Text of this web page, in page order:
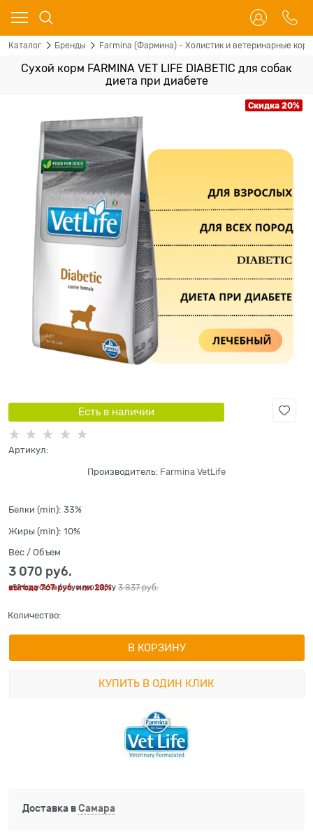
Каталог Бренды Farmina (Фармина) - Холистик и ветеринарные
Сухой корм FARMINA VET LIFE DIABETIC для собак
диета при диабете
Скидка 20%
Есть в наличии
Артикул:
Производитель: Farmina VetLife
Белки (min): 33%
Жиры (min): 10%
Вес / Объем
3 837 руб.
3 070 руб.
выгода767 руб.или20%
+92 бонуса на бонусную карту
Количество:
В КОРЗИНУ
КУПИТЬ В ОДИН КЛИК
Доставка вСамара